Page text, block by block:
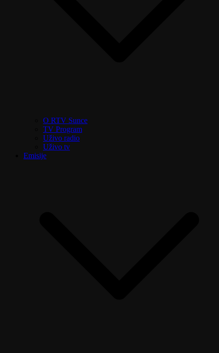
O RTV Sunce
TV Program
Uživo radio
Uživo tv
Emisije